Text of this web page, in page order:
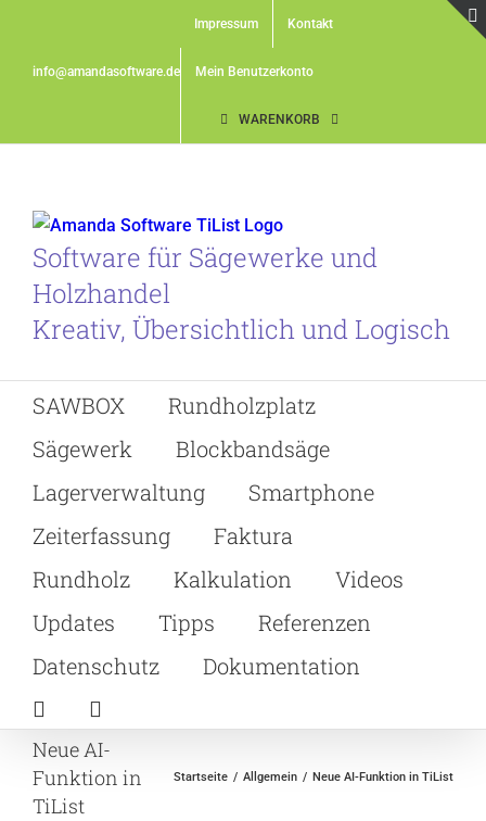
contentinfo@amandasoftware.de
Impressum Kontakt
Mein Benutzerkonto
WARENKORB
Software für Sägewerke und
Holzhandel
Kreativ, Übersichtlich und Logisch
SAWBOX
Rundholzplatz
Sägewerk
Blockbandsäge
Lagerverwaltung
Smartphone
Zeiterfassung
Faktura
Rundholz
Kalkulation
Videos
Updates
Tipps
Referenzen
Datenschutz
Dokumentation
Neue AI-
Funktion in
TiList
Startseite Allgemein Neue AI-Funktion in TiList